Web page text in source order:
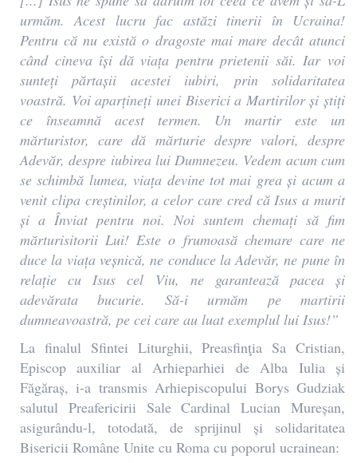
urmăm. Acest lucru fac astăzi tinerii în Ucraina!
Pentru că nu există o dragoste mai mare decât atunci
când cineva își dă viața pentru prietenii săi. Iar voi
sunteți părtașii acestei iubiri, prin solidaritatea
voastră. Voi aparțineți unei Biserici a Martirilor și știți
ce înseamnă acest termen. Un martir este un
mărturistor, care dă mărturie despre valori, despre
Adevăr, despre iubirea lui Dumnezeu. Vedem acum cum
se schimbă lumea, viața devine tot mai grea și acum a
venit clipa creștinilor, a celor care cred că Isus a murit
și a Înviat pentru noi. Noi suntem chemați să fim
mărturisitorii Lui! Este o frumoasă chemare care ne
duce la viața veșnică, ne conduce la Adevăr, ne pune în
relație cu Isus cel Viu, ne garantează pacea și
adevărata bucurie. Să-i urmăm pe martirii
dumneavoastră, pe cei care au luat exemplul lui Isus!”
La finalul Sfintei Liturghii, Preasfinţia Sa Cristian,
Episcop auxiliar al Arhieparhiei de Alba Iulia și
Făgăraș, i-a transmis Arhiepiscopului Borys Gudziak
salutul Preafericirii Sale Cardinal Lucian Mureșan,
asigurându-l, totodată, de sprijinul și solidaritatea
Bisericii Române Unite cu Roma cu poporul ucrainean: